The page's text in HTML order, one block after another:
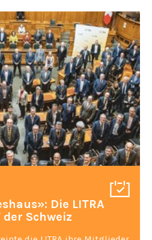
Die LITRA
Schweiz